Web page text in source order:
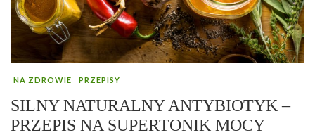
NA ZDROWIE PRZEPISY
SILNY NATURALNY ANTYBIOTYK –
PRZEPIS NA SUPERTONIK MOCY